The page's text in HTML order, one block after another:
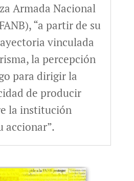
Armada Nacional
“a partir de su
vinculada
la percepción
para dirigir la
de producir
la institución
accionar”.